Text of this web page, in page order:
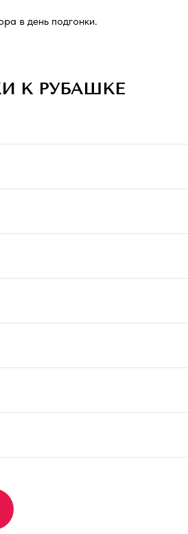
в день подгонки.
К РУБАШКЕ